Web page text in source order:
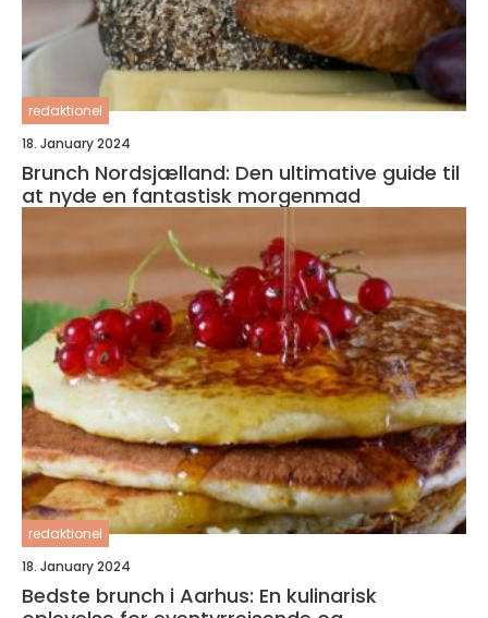
redaktionel
18. January 2024
Brunch Nordsjælland: Den ultimative guide til
at nyde en fantastisk morgenmad
redaktionel
18. January 2024
Bedste brunch i Aarhus: En kulinarisk